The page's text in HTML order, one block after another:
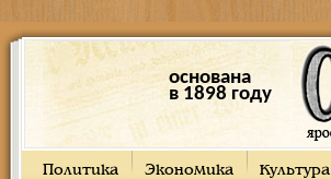
основана
в 1898 году
Политика Экономика Культура